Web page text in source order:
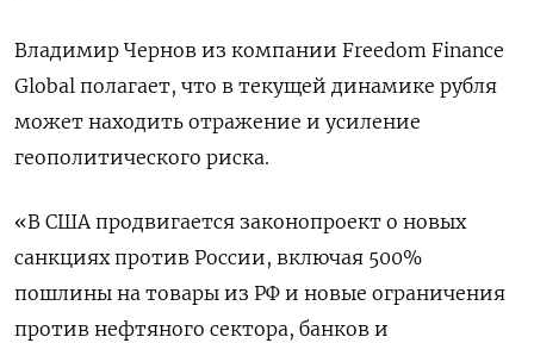
Владимир Чернов из компании Freedom Finance
Global полагает, что в текущей динамике рубля
может находить отражение и усиление
геополитического риска.
«В США продвигается законопроект о новых
санкциях против России, включая 500%
пошлины на ​товары из РФ и новые ограничения
против ⁠нефтяного сектора, банков и